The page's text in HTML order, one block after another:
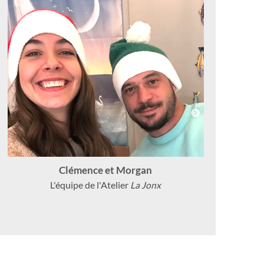
Clémence et Morgan
L'équipe de l'Atelier La Jonx